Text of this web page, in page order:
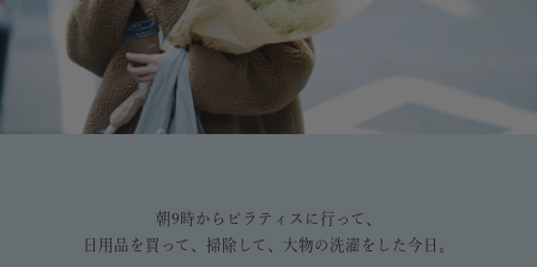
朝9時からピラティスに行って、
日用品を買って、掃除して、大物の洗濯をした今日。